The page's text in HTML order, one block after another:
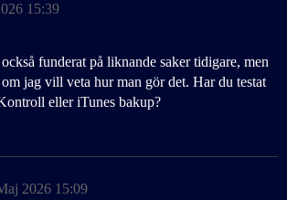
15:39
funderat på liknande saker tidigare, men
jag vill veta hur man gör det. Har du testat
eller iTunes bakup?
2026 15:09